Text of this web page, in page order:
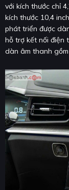
với kích thước chỉ
kích thước 10,4
phát triển được
hỗ trợ kết nối điện
dàn âm thanh